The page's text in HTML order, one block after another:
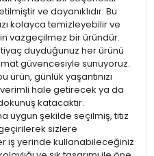
ve dayanıklıdır. Bu
kolayca temizleyebilir ve
vazgeçilmez bir üründür.
duyduğunuz her ürünü
güvencesiyle sunuyoruz.
günlük yaşantınızı
hale getirecek ya da
katacaktır.
uygun şekilde seçilmiş, titiz
sizlere
iş yerinde kullanabileceğiniz